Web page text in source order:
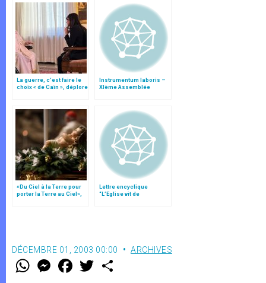
La guerre, c’est faire le
choix « de Caïn », déplore
Instrumentum laboris –
XIème Assemblée
«Du Ciel à la Terre pour
porter la Terre au Ciel»,
Lettre encyclique
“L’Eglise vit de
DÉCEMBRE 01, 2003 00:00 ARCHIVES
W M
e
F
a w